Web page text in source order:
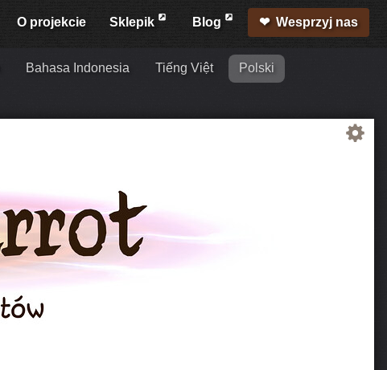
O projekcie Sklepik Blog Wesprzyj nas
Bahasa Indonesia Tiếng Việt Polski